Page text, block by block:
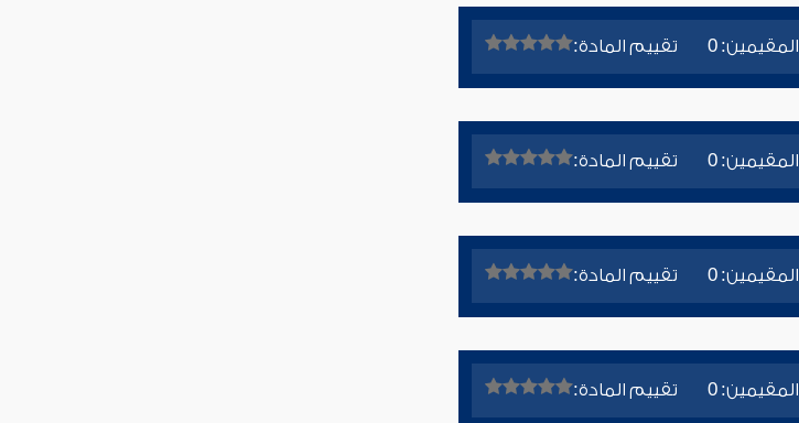
المقيمين: 0 تقييم المادة:
المقيمين: 0 تقييم المادة:
المقيمين: 0 تقييم المادة:
المقيمين: 0 تقييم المادة: